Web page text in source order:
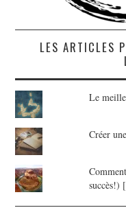
LES ARTICLES
Le
Créer
succès!)